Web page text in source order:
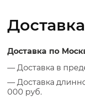
Доставка
Доставка по
— Доставка в
— Доставка
000 руб.